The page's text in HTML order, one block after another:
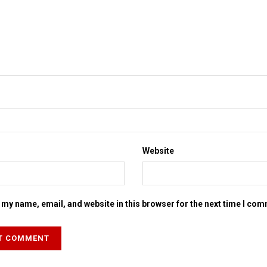
Website
my name, email, and website in this browser for the next time I